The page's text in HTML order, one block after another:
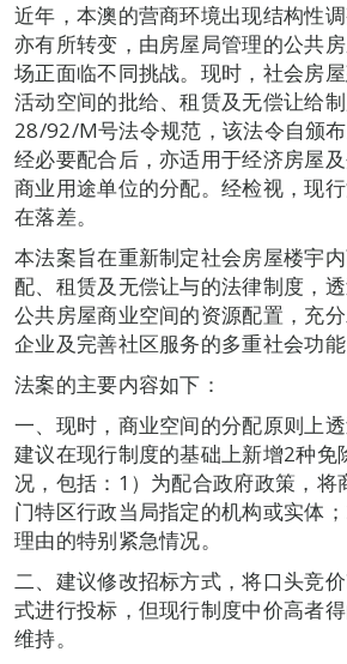
近年，本澳的营商环境出现结构性
亦有所转变，由房屋局管理的公共
场正面临不同挑战。现时，社会房
活动空间的批给、租赁及无偿让给
28/92/M号法令规范，该法令自颁
经必要配合后，亦适用于经济房屋
商业用途单位的分配。经检视，现
在落差。
本法案旨在重新制定社会房屋楼宇
配、租赁及无偿让与的法律制度，
公共房屋商业空间的资源配置，充
企业及完善社区服务的多重社会功能
法案的主要内容如下：
一、现时，商业空间的分配原则上
建议在现行制度的基础上新增2种免
况，包括：1）为配合政府政策，将
门特区行政当局指定的机构或实体
理由的特别紧急情况。
二、建议修改招标方式，将口头竞
式进行投标，但现行制度中价高者
维持。